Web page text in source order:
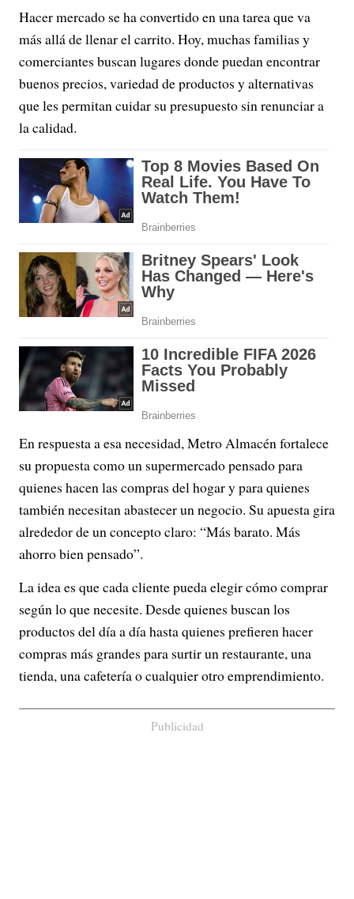
Hacer mercado se ha convertido en una tarea que va
más allá de llenar el carrito. Hoy, muchas familias y
comerciantes buscan lugares donde puedan encontrar
buenos precios, variedad de productos y alternativas
que les permitan cuidar su presupuesto sin renunciar a
la calidad.
En respuesta a esa necesidad, Metro Almacén fortalece
su propuesta como un supermercado pensado para
quienes hacen las compras del hogar y para quienes
también necesitan abastecer un negocio. Su apuesta gira
alrededor de un concepto claro: “Más barato. Más
ahorro bien pensado”.
La idea es que cada cliente pueda elegir cómo comprar
según lo que necesite. Desde quienes buscan los
productos del día a día hasta quienes prefieren hacer
compras más grandes para surtir un restaurante, una
tienda, una cafetería o cualquier otro emprendimiento.
Publicidad